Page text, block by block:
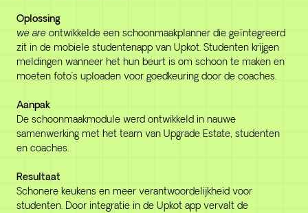
Oplossing
we are ontwikkelde een schoonmaakplanner die geïntegreerd
zit in de mobiele studentenapp van Upkot. Studenten krijgen
meldingen wanneer het hun beurt is om schoon te maken en
moeten foto’s uploaden voor goedkeuring door de coaches.
Aanpak
De schoonmaakmodule werd ontwikkeld in nauwe
samenwerking met het team van Upgrade Estate, studenten
en coaches.
Resultaat
Schonere keukens en meer verantwoordelijkheid voor
studenten. Door integratie in de Upkot app vervalt de